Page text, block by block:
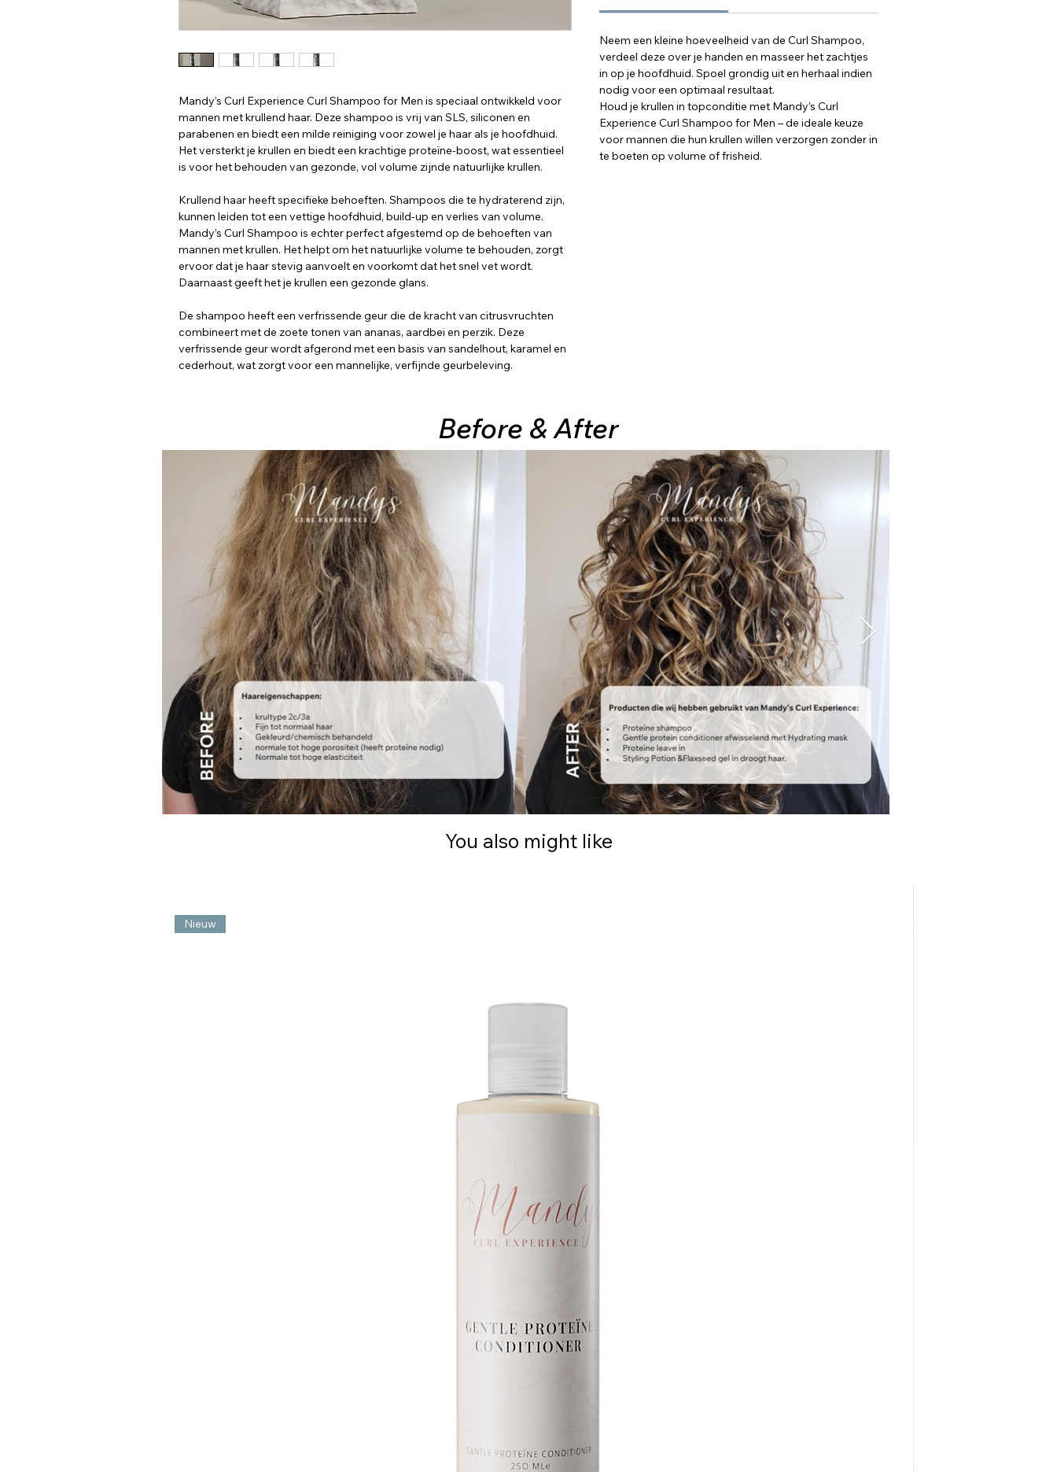
Mandy’s Curl Experience Curl Shampoo for Men is speciaal ontwikkeld voor
mannen met krullend haar. Deze shampoo is vrij van SLS, siliconen en
parabenen en biedt een milde reiniging voor zowel je haar als je hoofdhuid.
Het versterkt je krullen en biedt een krachtige proteïne-boost, wat essentieel
is voor het behouden van gezonde, vol volume zijnde natuurlijke krullen.
Krullend haar heeft specifieke behoeften. Shampoos die te hydraterend zijn,
kunnen leiden tot een vettige hoofdhuid, build-up en verlies van volume.
Mandy’s Curl Shampoo is echter perfect afgestemd op de behoeften van
mannen met krullen. Het helpt om het natuurlijke volume te behouden, zorgt
ervoor dat je haar stevig aanvoelt en voorkomt dat het snel vet wordt.
Daarnaast geeft het je krullen een gezonde glans.
De shampoo heeft een verfrissende geur die de kracht van citrusvruchten
combineert met de zoete tonen van ananas, aardbei en perzik. Deze
verfrissende geur wordt afgerond met een basis van sandelhout, karamel en
cederhout, wat zorgt voor een mannelijke, verfijnde geurbeleving.
Neem een kleine hoeveelheid van de Curl Shampoo,
verdeel deze over je handen en masseer het zachtjes
in op je hoofdhuid. Spoel grondig uit en herhaal indien
nodig voor een optimaal resultaat.
Houd je krullen in topconditie met Mandy’s Curl
Experience Curl Shampoo for Men – de ideale keuze
voor mannen die hun krullen willen verzorgen zonder in
te boeten op volume of frisheid.
Before &After
You also might like
Nieuw